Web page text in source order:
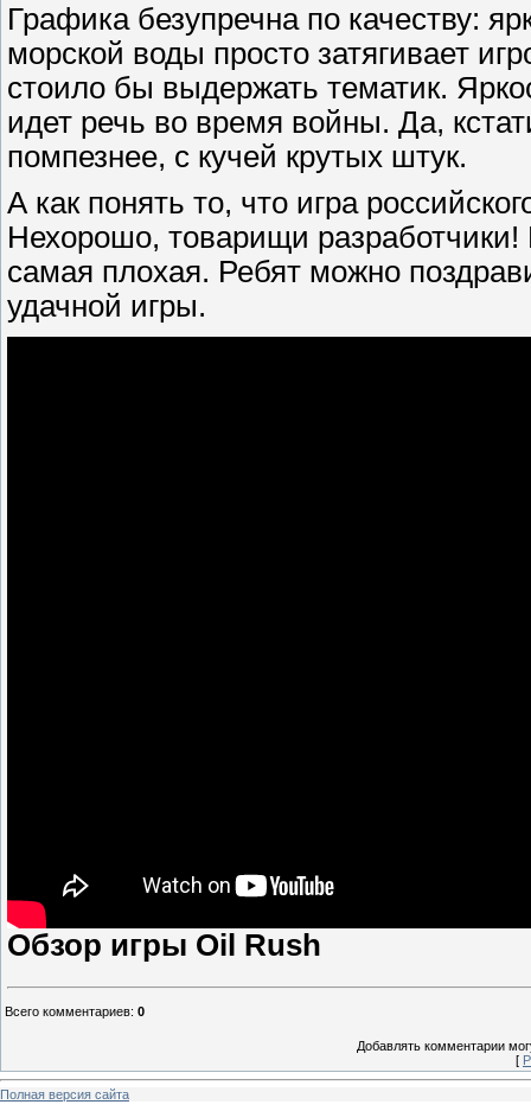
Графика безупречна по качеству:
морской воды просто затягивает
стоило бы выдержать тематик.
идет речь во время войны. Да,
помпезнее, с кучей крутых штук.
А как понять то, что игра
Нехорошо, товарищи
самая плохая. Ребят можно
удачной игры.
Обзор игры Oil Rush
Всего комментариев: 0
Добавлять комментарии
[
Полная версия сайта